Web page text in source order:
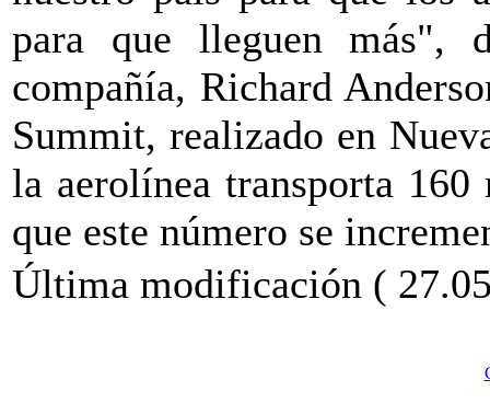
para que lleguen
compañía, Richard
Summit, realizado en
la aerolínea transporta 160
que este número se
Última modificación (